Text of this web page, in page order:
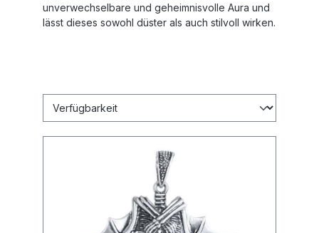
unverwechselbare und geheimnisvolle Aura und
lässt dieses sowohl düster als auch stilvoll wirken.